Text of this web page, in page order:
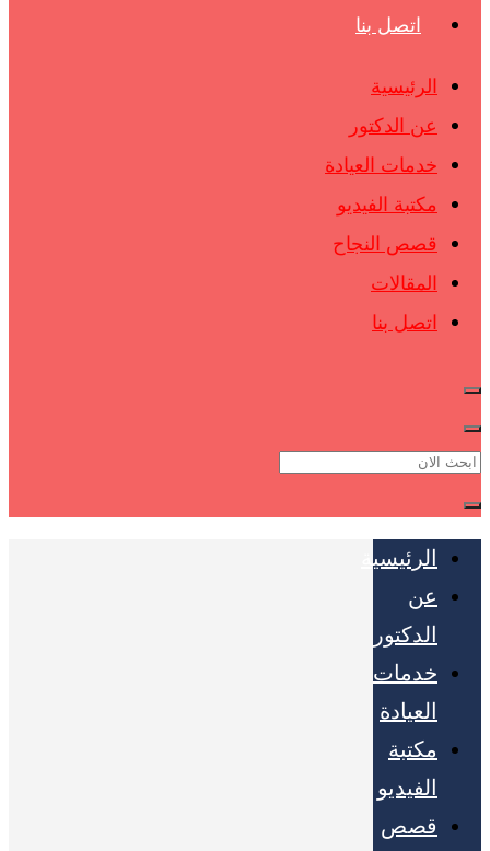
اتصل بنا
الرئيسية
عن الدكتور
خدمات العيادة
مكتبة الفيديو
قصص النجاح
المقالات
اتصل بنا
الرئيسية
عن
الدكتور
خدمات
العيادة
مكتبة
الفيديو
قصص